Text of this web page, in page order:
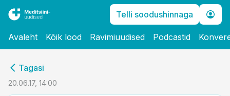
Telli soodushinnaga
Avaleht Kõik lood Ravimiuudised Podcastid
Tagasi
20.06.17, 14:00